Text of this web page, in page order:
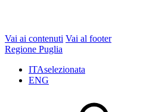
Vai ai contenuti Vai al footer
Regione Puglia
ITAselezionata
ENG